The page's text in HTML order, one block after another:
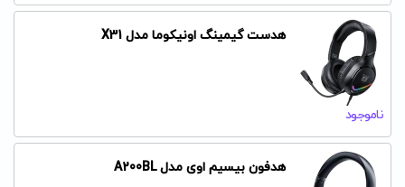
هدست گیمینگ اونیکوما مدل X31
ناموجود
هدفون بیسیم اوی مدل A200BL